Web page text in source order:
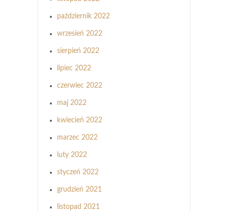
październik 2022
wrzesień 2022
sierpień 2022
lipiec 2022
czerwiec 2022
maj 2022
kwiecień 2022
marzec 2022
luty 2022
styczeń 2022
grudzień 2021
listopad 2021